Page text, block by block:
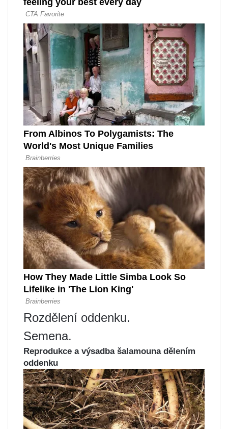
Rozdělení oddenku.
Semena.
Reprodukce a výsadba šalamouna dělením
oddenku